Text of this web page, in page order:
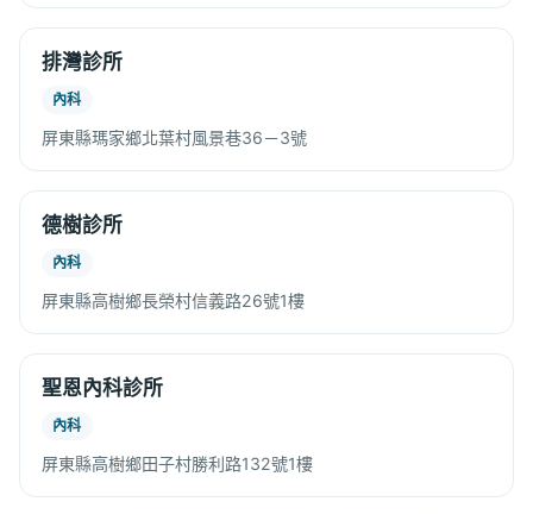
排灣診所
內科
屏東縣瑪家鄉北葉村風景巷36－3號
德樹診所
內科
屏東縣高樹鄉長榮村信義路26號1樓
聖恩內科診所
內科
屏東縣高樹鄉田子村勝利路132號1樓